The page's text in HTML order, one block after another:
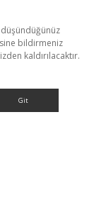
bildirmeniz
kaldırılacaktır.